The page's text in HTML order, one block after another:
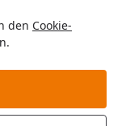
den Cookie-